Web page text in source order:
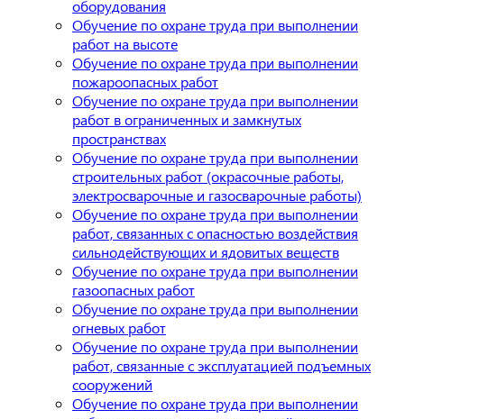
оборудования
Обучение по охране труда при выполнении
работ на высоте
Обучение по охране труда при выполнении
пожароопасных работ
Обучение по охране труда при выполнении
работ в ограниченных и замкнутых
пространствах
Обучение по охране труда при выполнении
строительных работ (окрасочные работы,
электросварочные и газосварочные работы)
Обучение по охране труда при выполнении
работ, связанных с опасностью воздействия
сильнодействующих и ядовитых веществ
Обучение по охране труда при выполнении
газоопасных работ
Обучение по охране труда при выполнении
огневых работ
Обучение по охране труда при выполнении
работ, связанные с эксплуатацией подъемных
сооружений
Обучение по охране труда при выполнении